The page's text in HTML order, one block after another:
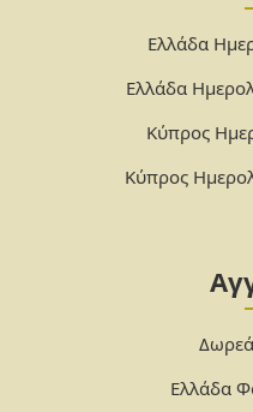
Ελλάδα
Ελλάδα
Κύπρος
Κύπρος
Ελλάδα